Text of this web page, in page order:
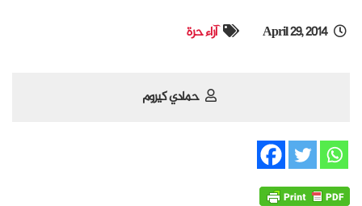
April 29, 2014 آراء حرة
حمادي كيروم